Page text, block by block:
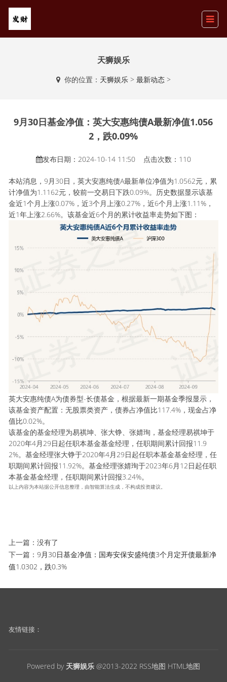
天狮娱乐
你的位置： 天狮娱乐> 最新动态>
9月30日基金净值：英大安惠纯债A最新净值1.056
2，跌0.09%
发布日期：2024-10-14 11:50 点击次数：110
本站消息，9月30日，英大安惠纯债A最新单位净值为1.0562元，累
计净值为1.1162元，较前一交易日下跌0.09%。历史数据显示该基
金近1个月上涨0.07%，近3个月上涨0.27%，近6个月上涨1.11%，
近1年上涨2.66%。该基金近6个月的累计收益率走势如下图：
英大安惠纯债A为债券型-长债基金，根据最新一期基金季报显示，
该基金资产配置：无股票类资产，债券占净值比117.4%，现金占净
值比0.02%。
该基金的基金经理为易祺坤、张大铮、张婧珣，基金经理易祺坤于
2020年4月29日起任职本基金基金经理，任职期间累计回报11.9
2%。基金经理张大铮于2020年4月29日起任职本基金基金经理，任
职期间累计回报11.92%。基金经理张婧珣于2023年6月12日起任职
本基金基金经理，任职期间累计回报3.24%。
以上内容为本站据公开信息整理，由智能算法生成，不构成投资建议。
上一篇：没有了
下一篇：9月30日基金净值：国寿安保安盛纯债3个月定开债最新净
值1.0302，跌0.3%
友情链接：
Powered by 天狮娱乐@2013-2022 RSS地图 HTML地图